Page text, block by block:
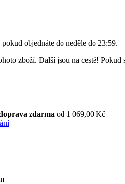
pokud objednáte do neděle do 23:59.
zboží. Další jsou na cestě!
zdarma od 1 069,00 Kč